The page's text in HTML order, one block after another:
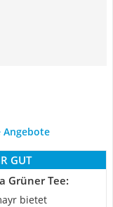
Angebote
GUT
Grüner Tee:
bietet